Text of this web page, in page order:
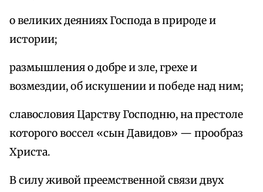
о великих деяниях Господа в природе и
истории;
размышления о добре и зле, грехе и
возмездии, об искушении и победе над ним;
славословия Царству Господню, на престоле
которого воссел «сын Давидов» — прообраз
Христа.
В силу живой преемственной связи двух